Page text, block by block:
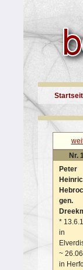
Nr.
Peter
gen.
*
in
~
in